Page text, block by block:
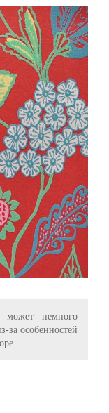
может немного
за особенностей